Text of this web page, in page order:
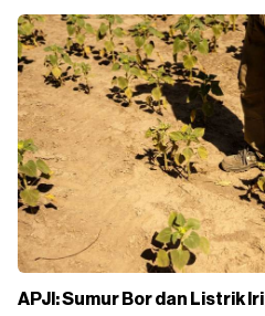
APJI: Sumur Bor dan Listrik